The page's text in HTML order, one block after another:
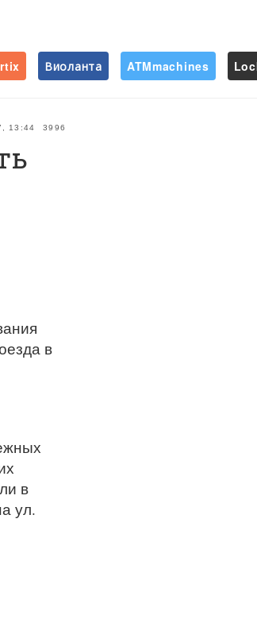
Виоланта ATMmachines
13:44 3996
в
в
ул.